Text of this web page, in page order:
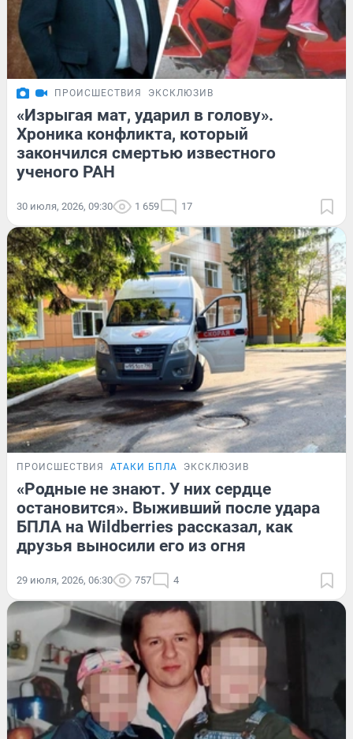
ПРОИСШЕСТВИЯ ЭКСКЛЮЗИВ
«Изрыгая мат, ударил в голову».
Хроника конфликта, который
закончился смертью известного
ученого РАН
30 июля, 2026, 09:30 1 659 17
ПРОИСШЕСТВИЯ АТАКИ БПЛА ЭКСКЛЮЗИВ
«Родные не знают. У них сердце
остановится». Выживший после удара
БПЛА на Wildberries рассказал, как
друзья выносили его из огня
29 июля, 2026, 06:30 757 4